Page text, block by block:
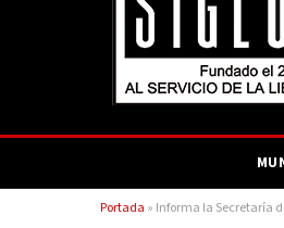
Portada » Informa la Secretaría